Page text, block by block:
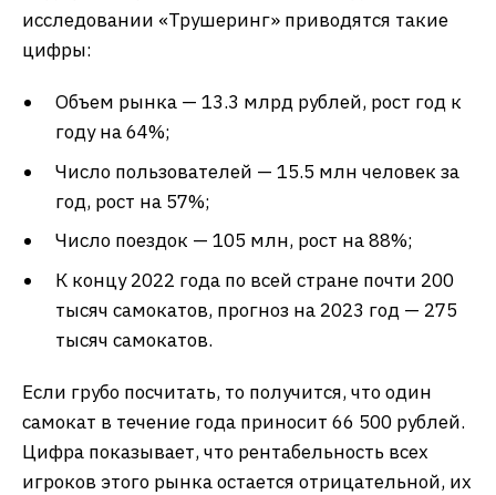
исследовании «Трушеринг» приводятся такие
цифры:
Объем рынка — 13.3 млрд рублей, рост год к
году на 64%;
Число пользователей — 15.5 млн человек за
год, рост на 57%;
Число поездок — 105 млн, рост на 88%;
К концу 2022 года по всей стране почти 200
тысяч самокатов, прогноз на 2023 год — 275
тысяч самокатов.
Если грубо посчитать, то получится, что один
самокат в течение года приносит 66 500 рублей.
Цифра показывает, что рентабельность всех
игроков этого рынка остается отрицательной, их